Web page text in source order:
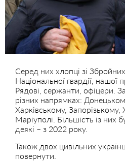
Серед них хлопці зі
Національної гвардії, нашої
Рядові, сержанти, офіцери.
різних напрямках:
Харківському, Запорізькому,
Маріуполі. Більшість із них
деякі – з 2022 року.
Також двох цивільних
повернути.